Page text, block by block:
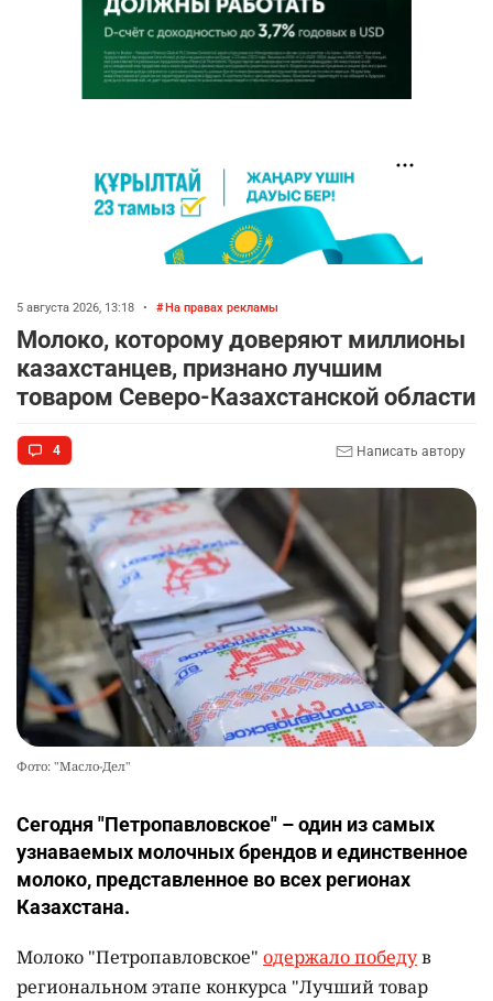
5 августа 2026, 13:18 • На правах рекламы
Молоко, которому доверяют миллионы
казахстанцев, признано лучшим
товаром Северо-Казахстанской области
4 Написать автору
Фото: "Масло-Дел"
Сегодня "Петропавловское" – один из самых
узнаваемых молочных брендов и единственное
молоко, представленное во всех регионах
Казахстана.
Молоко "Петропавловское" одержало победув
региональном этапе конкурса "Лучший товар